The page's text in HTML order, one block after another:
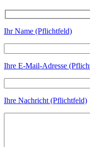
Ihr Name (Pflichtfeld)
Ihre E-Mail-Adresse
Ihre Nachricht (Pflichtfeld)